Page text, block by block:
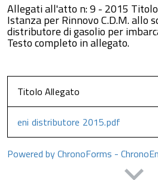
Allegati all'atto n: 9 - 2015 Titolo:
Istanza per Rinnovo C.D.M. allo
distributore di gasolio per
Testo completo in allegato.
Titolo Allegato
eni distributore 2015.pdf
Powered by ChronoForms -